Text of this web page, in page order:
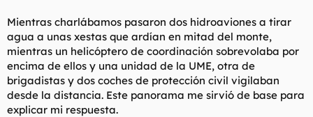
Mientras charlábamos pasaron dos hidroaviones a tirar
agua a unas xestas que ardían en mitad del monte,
mientras un helicóptero de coordinación sobrevolaba por
encima de ellos y una unidad de la UME, otra de
brigadistas y dos coches de protección civil vigilaban
desde la distancia. Este panorama me sirvió de base para
explicar mi respuesta.